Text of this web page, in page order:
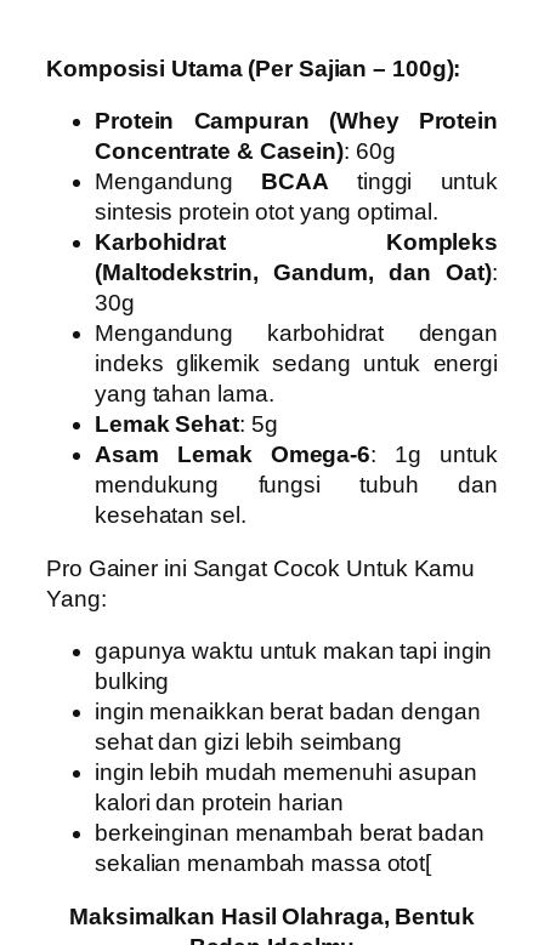
Komposisi Utama (Per Sajian – 100g):
Protein Campuran (Whey Protein
Concentrate & Casein): 60g
Mengandung BCAA tinggi untuk
sintesis protein otot yang optimal.
Karbohidrat Kompleks
(Maltodekstrin, Gandum, dan Oat):
30g
Mengandung karbohidrat dengan
indeks glikemik sedang untuk energi
yang tahan lama.
Lemak Sehat: 5g
Asam Lemak Omega-6: 1g untuk
mendukung fungsi tubuh dan
kesehatan sel.
Pro Gainer ini Sangat Cocok Untuk Kamu
Yang:
gapunya waktu untuk makan tapi ingin
bulking
ingin menaikkan berat badan dengan
sehat dan gizi lebih seimbang
ingin lebih mudah memenuhi asupan
kalori dan protein harian
berkeinginan menambah berat badan
sekalian menambah massa otot[
Maksimalkan Hasil Olahraga, Bentuk